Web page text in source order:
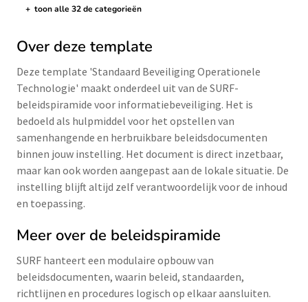
de categorieën tonen/verbergen
+ toon alle 32 de categorieën
Over deze template
Deze template 'Standaard Beveiliging Operationele
Technologie' maakt onderdeel uit van de SURF-
beleidspiramide voor informatiebeveiliging. Het is
bedoeld als hulpmiddel voor het opstellen van
samenhangende en herbruikbare beleidsdocumenten
binnen jouw instelling. Het document is direct inzetbaar,
maar kan ook worden aangepast aan de lokale situatie. De
instelling blijft altijd zelf verantwoordelijk voor de inhoud
en toepassing.
Meer over de beleidspiramide
SURF hanteert een modulaire opbouw van
beleidsdocumenten, waarin beleid, standaarden,
richtlijnen en procedures logisch op elkaar aansluiten.